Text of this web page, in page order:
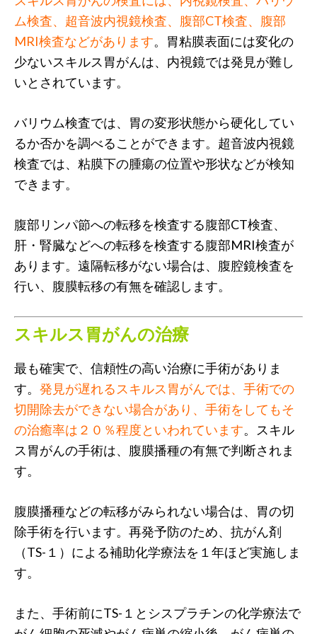
ム検査、超音波内視鏡検査、腹部CT検査、腹部
MRI検査などがあります。胃粘膜表面には変化の
少ないスキルス胃がんは、内視鏡では発見が難し
いとされています。
バリウム検査では、胃の変形状態から硬化してい
るか否かを調べることができます。超音波内視鏡
検査では、粘膜下の腫瘍の位置や形状などが検知
できます。
腹部リンパ節への転移を検査する腹部CT検査、
肝・腎臓などへの転移を検査する腹部MRI検査が
あります。遠隔転移がない場合は、腹腔鏡検査を
行い、腹膜転移の有無を確認します。
スキルス胃がんの治療
最も確実で、信頼性の高い治療に手術がありま
す。 発見が遅れるスキルス胃がんでは、手術での
切開除去ができない場合があり、手術をしてもそ
の治癒率は２０％程度といわれています。スキル
ス胃がんの手術は、腹膜播種の有無で判断されま
す。
腹膜播種などの転移がみられない場合は、胃の切
除手術を行います。再発予防のため、抗がん剤
（TS-１）による補助化学療法を１年ほど実施しま
す。
また、手術前にTS-１とシスプラチンの化学療法で